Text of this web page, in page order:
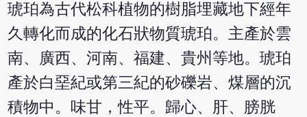
琥珀為古代松科植物的樹脂埋藏地下經年
久轉化而成的化石狀物質琥珀。主產於雲
南、廣西、河南、福建、貴州等地。琥珀
產於白堊紀或第三紀的砂礫岩、煤層的沉
積物中。味甘，性平。歸心、肝、膀胱